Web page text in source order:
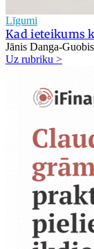
Līgumi
Kad ieteikums
Jānis Danga-Guobis
Uz rubriku >